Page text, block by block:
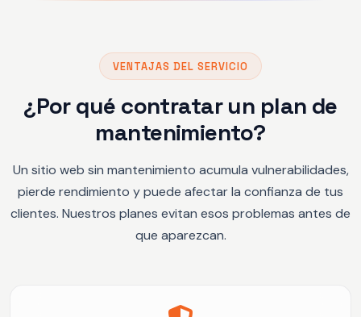
VENTAJAS DEL SERVICIO
¿Por qué contratar un plan de
mantenimiento?
Un sitio web sin mantenimiento acumula vulnerabilidades,
pierde rendimiento y puede afectar la confianza de tus
clientes. Nuestros planes evitan esos problemas antes de
que aparezcan.